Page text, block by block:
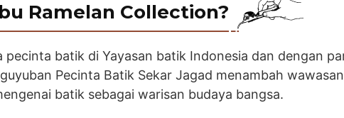
Ramelan Collection?
pecinta batik di Yayasan batik Indonesia dan dengan
Pecinta Batik Sekar Jagad menambah
batik sebagai warisan budaya bangsa.